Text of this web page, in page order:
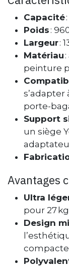
Capacité
Poids :
Largeur:
Matériau
peinture
s’adapter
porte-
Support
un siège
Avantages
Ultra
pour 27
Design